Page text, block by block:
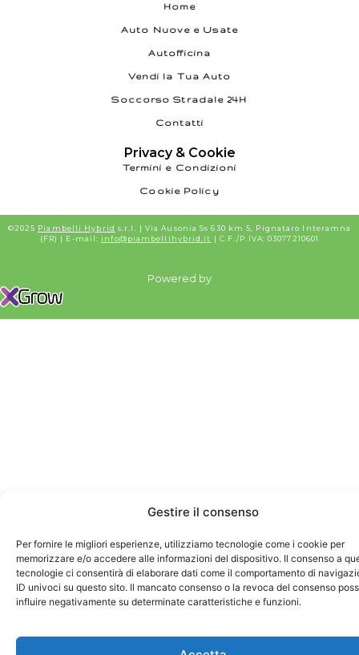
Gestire il consenso
Per fornire le migliori esperienze, utilizziamo tecnologie come i cookie per
memorizzare e/o accedere alle informazioni del dispositivo. Il consenso a
tecnologie ci consentirà di elaborare dati come il comportamento di
ID univoci su questo sito. Il mancato consenso o la revoca del consenso
influire negativamente su determinate caratteristiche e funzioni.
Home
Auto Nuove e Usate
Autofficina
Vendi la Tua Auto
Soccorso Stradale 24H
Contatti
Privacy & Cookie
Termini e Condizioni
Cookie Policy
©2025 Piambelli Hybrid s.r.l. | Via Ausonia Ss 630 km 5, Pignataro Interamna
(FR) | E-mail: info@piambellihybrid.it | C.F./P.IVA: 03077210601
Powered by